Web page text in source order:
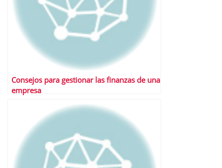
Consejos para gestionar las finanzas de una
empresa